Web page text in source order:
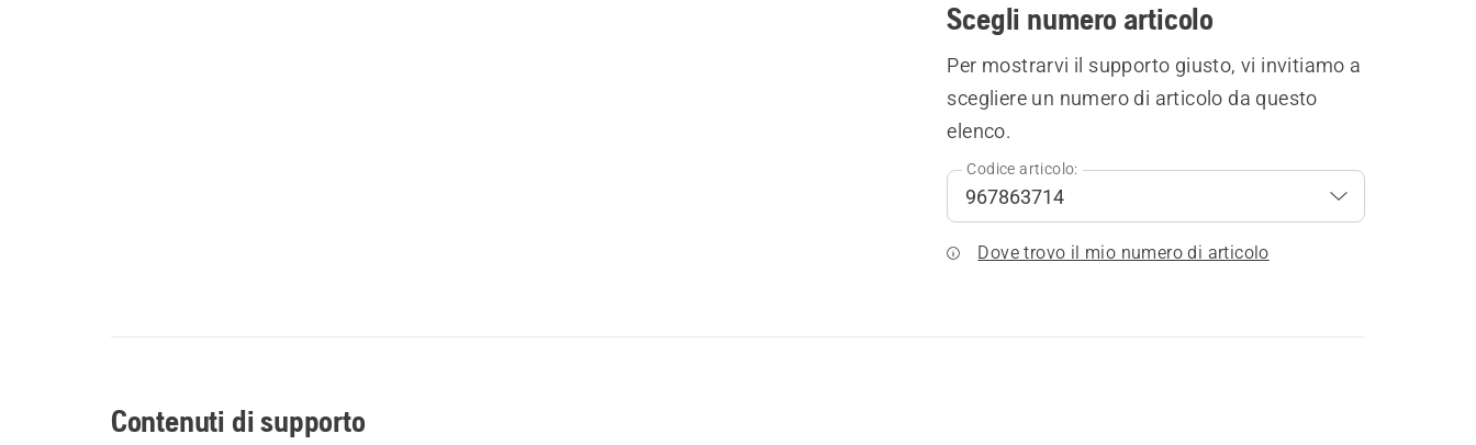
Scegli numero articolo
Per mostrarvi il supporto giusto, vi invitiamo a
scegliere un numero di articolo da questo
elenco.
Codice articolo:
Dove trovo il mio numero di articolo
Contenuti di supporto